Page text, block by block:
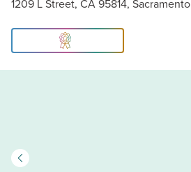
1209 L Street, CA 95814, Sacramento